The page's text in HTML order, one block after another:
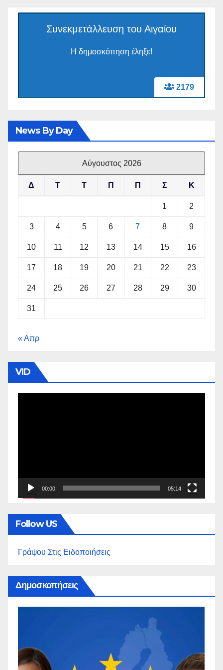
2179
Συνεκμετάλλευση του Αιγαίου
Η δημοσκόπηση έληξε!
News By Day
Αύγουστος 2026
Δ Τ Τ Π Π Σ Κ
1 2
3 4 5 6 7 8 9
10 11 12 13 14 15 16
17 18 19 20 21 22 23
24 25 26 27 28 29 30
31
« Απρ
VID
00:00 05:14
Follow US
Γράψου Στις Ειδοποιήσεις
Δημοσκοπήσεις